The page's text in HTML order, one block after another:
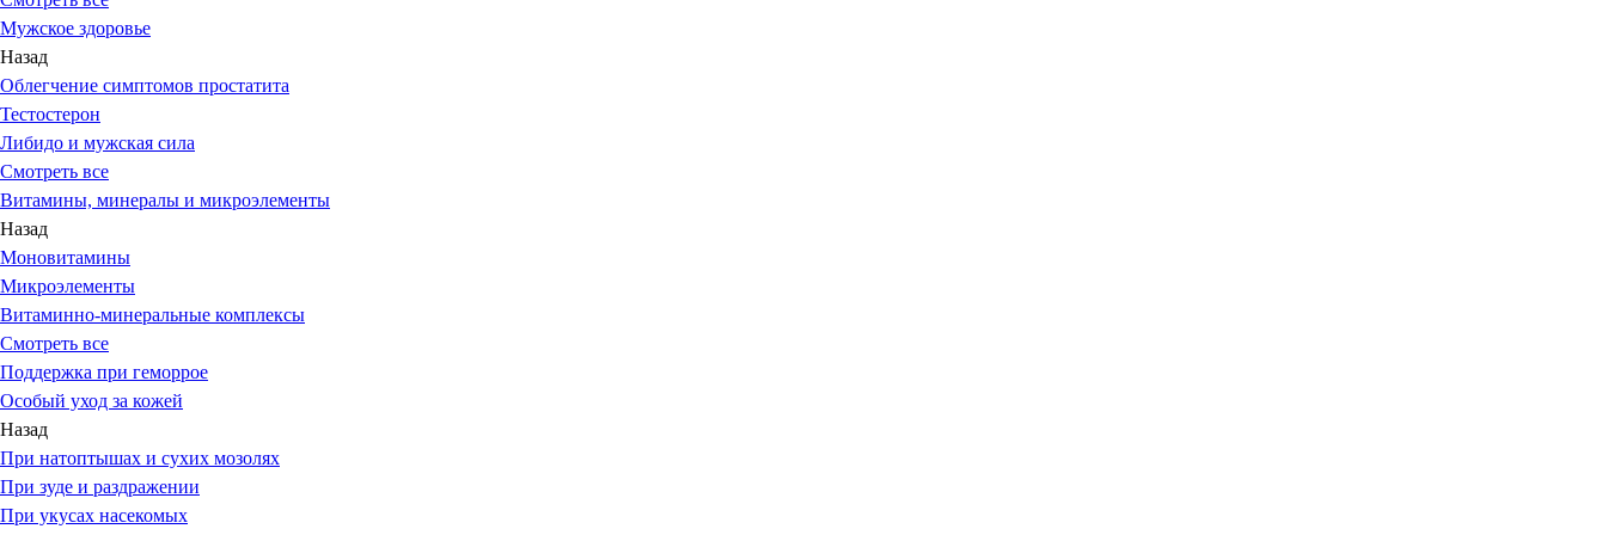
Мужское здоровье
Назад
Облегчение симптомов простатита
Тестостерон
Либидо и мужская сила
Смотреть все
Витамины, минералы и микроэлементы
Назад
Моновитамины
Микроэлементы
Витаминно-минеральные комплексы
Смотреть все
Поддержка при геморрое
Особый уход за кожей
Назад
При натоптышах и сухих мозолях
При зуде и раздражении
При укусах насекомых